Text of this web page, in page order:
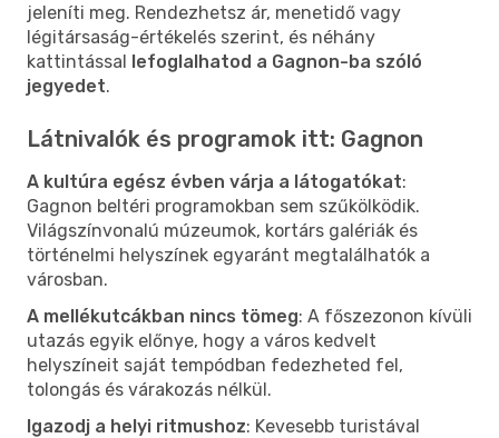
jeleníti meg. Rendezhetsz ár, menetidő vagy
légitársaság-értékelés szerint, és néhány
kattintással lefoglalhatod a Gagnon-ba szóló
jegyedet.
Látnivalók és programok itt: Gagnon
A kultúra egész évben várja a látogatókat:
Gagnon beltéri programokban sem szűkölködik.
Világszínvonalú múzeumok, kortárs galériák és
történelmi helyszínek egyaránt megtalálhatók a
városban.
A mellékutcákban nincs tömeg: A főszezonon kívüli
utazás egyik előnye, hogy a város kedvelt
helyszíneit saját tempódban fedezheted fel,
tolongás és várakozás nélkül.
Igazodj a helyi ritmushoz: Kevesebb turistával